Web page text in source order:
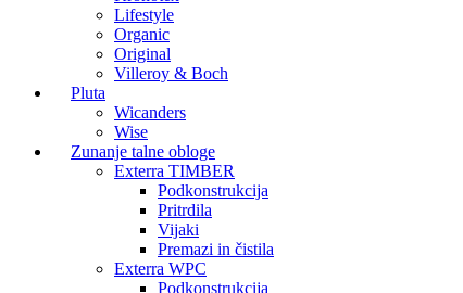
Lifestyle
Organic
Original
Villeroy & Boch
Pluta
Wicanders
Wise
Zunanje talne obloge
Exterra TIMBER
Podkonstrukcija
Pritrdila
Vijaki
Premazi in čistila
Exterra WPC
Podkonstrukcija